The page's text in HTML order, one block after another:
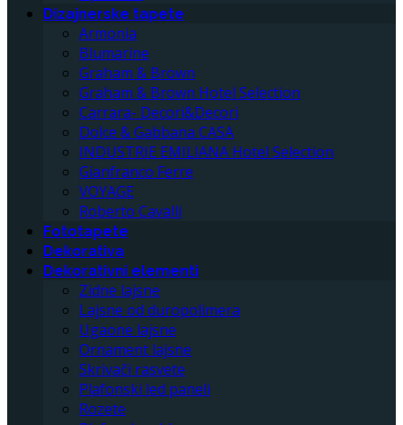
Dizajnerske tapete
Armonia
Blumarine
Graham & Brown
Graham & Brown Hotel Selection
Carrara- Decori&Decori
Dolce & Gabbana CASA
INDUSTRIE EMILIANA Hotel Selection
Gianfranco Ferre
VOYAGE
Roberto Cavalli
Fototapete
Dekorativa
Dekorativni elementi
Zidne lajsne
Lajsne od duropolimera
Ugaone lajsne
Ornament lajsne
Skrivači rasvete
Plafonski led paneli
Rozete